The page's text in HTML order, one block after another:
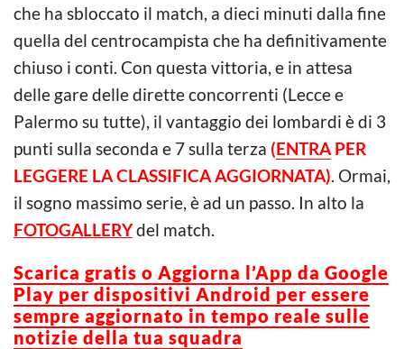
che ha sbloccato il match, a dieci minuti dalla fine
quella del centrocampista che ha definitivamente
chiuso i conti. Con questa vittoria, e in attesa
delle gare delle dirette concorrenti (Lecce e
Palermo su tutte), il vantaggio dei lombardi è di 3
punti sulla seconda e 7 sulla terza (ENTRA PER
LEGGERE LA CLASSIFICA AGGIORNATA). Ormai,
il sogno massimo serie, è ad un passo. In alto la
FOTOGALLERYdel match.
Scarica gratis o Aggiorna l’App da Google
Play per dispositivi Android per essere
sempre aggiornato in tempo reale sulle
notizie della tua squadra